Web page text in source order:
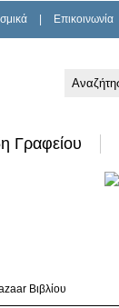
Επικοινωνία
Γραφείου
Βιβλίου